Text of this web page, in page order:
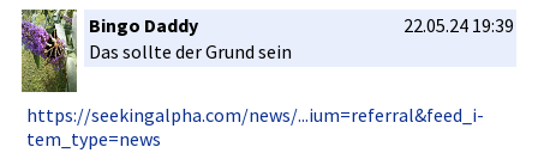
Bingo Daddy
22.05.24 19:39
Das sollte der Grund sein
https://se­ekingalpha­.com/news/­...ium=ref­erral&feed_i­
tem_type=n­ews